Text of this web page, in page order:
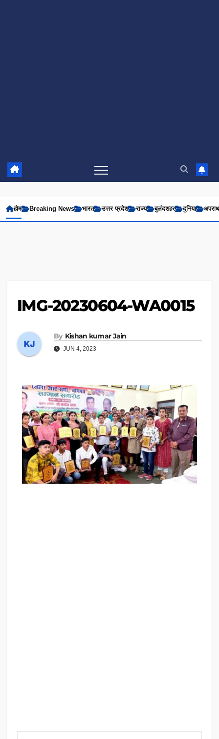
होम Breaking News भारत उत्तर प्रदेश राज्य बुलंदशहर दुनिया अपराध
IMG-20230604-WA0015
By Kishan kumar Jain
JUN 4, 2023